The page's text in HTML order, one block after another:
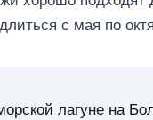
с мая по
лагуне на